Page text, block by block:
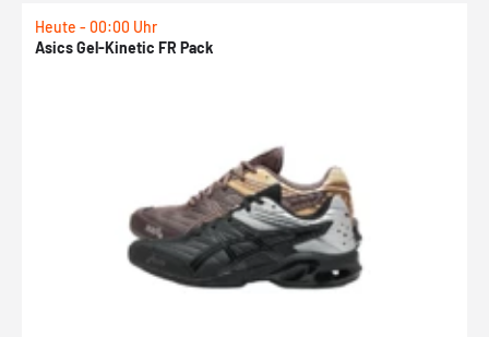
Heute - 00:00 Uhr
Asics Gel-Kinetic FR Pack